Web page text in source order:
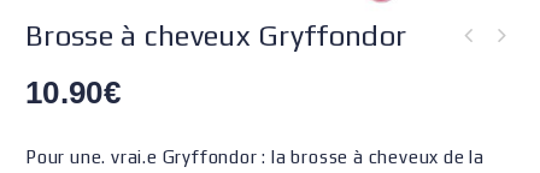
Brosse à cheveux Gryffondor
10.90€
Pour une. vrai.e Gryffondor : la brosse à cheveux de la